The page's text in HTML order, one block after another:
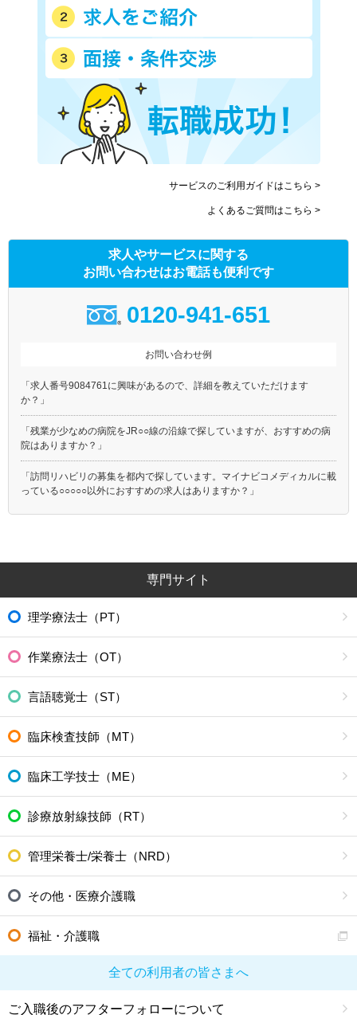
サービスのご利用ガイドはこちら >
よくあるご質問はこちら >
求人やサービスに関する
お問い合わせはお電話も便利です
0120-941-651
お問い合わせ例
「求人番号9084761に興味があるので、詳細を教えていただけます
か？」
「残業が少なめの病院をJR○○線の沿線で探していますが、おすすめの病
院はありますか？」
「訪問リハビリの募集を都内で探しています。マイナビコメディカルに載
っている○○○○○以外におすすめの求人はありますか？」
専門サイト
理学療法士（PT）
作業療法士（OT）
言語聴覚士（ST）
臨床検査技師（MT）
臨床工学技士（ME）
診療放射線技師（RT）
管理栄養士/栄養士（NRD）
その他・医療介護職
福祉・介護職
全ての利用者の皆さまへ
ご入職後のアフターフォローについて